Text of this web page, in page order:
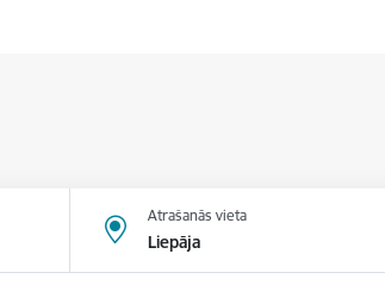
Atrašanās vieta
Liepāja